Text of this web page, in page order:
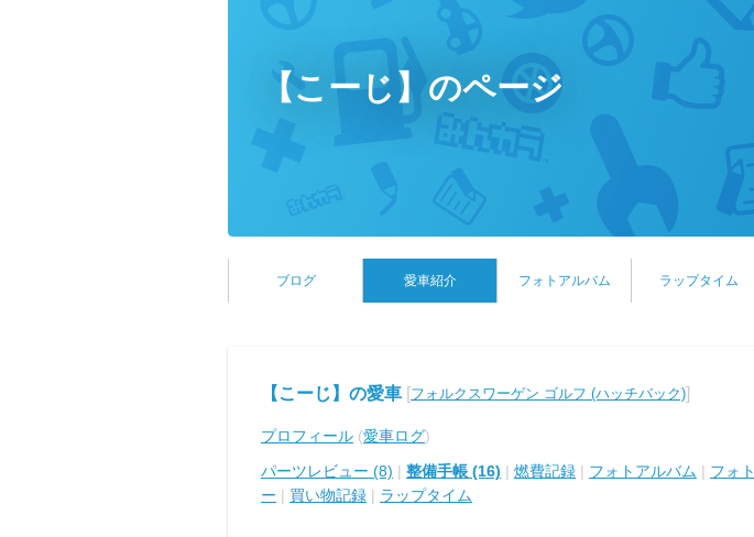
【こーじ】のページ
ブログ 愛車紹介 フォトアルバム ラップタイム
【こーじ】の愛車 [フォルクスワーゲン ゴルフ (ハッチバック)]
プロフィール (愛車ログ)
パーツレビュー (8) | 整備手帳 (16) | 燃費記録 | フォトアルバム | フォト
ー | 買い物記録 | ラップタイム